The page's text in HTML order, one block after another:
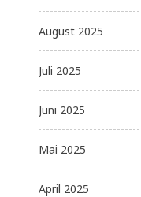
August 2025
Juli 2025
Juni 2025
Mai 2025
April 2025